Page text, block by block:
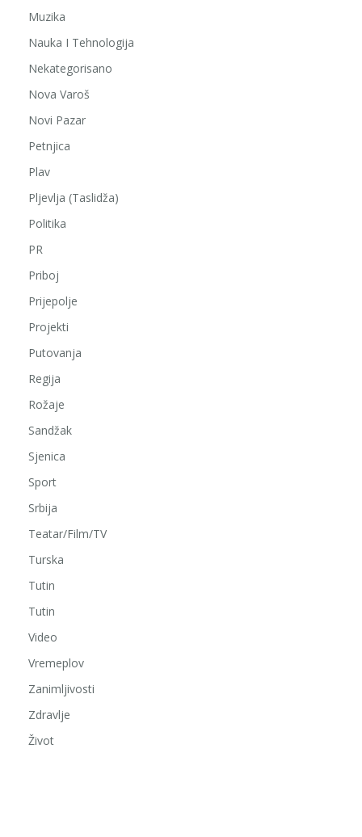
Muzika
Nauka I Tehnologija
Nekategorisano
Nova Varoš
Novi Pazar
Petnjica
Plav
Pljevlja (Taslidža)
Politika
PR
Priboj
Prijepolje
Projekti
Putovanja
Regija
Rožaje
Sandžak
Sjenica
Sport
Srbija
Teatar/Film/TV
Turska
Tutin
Tutin
Video
Vremeplov
Zanimljivosti
Zdravlje
Život